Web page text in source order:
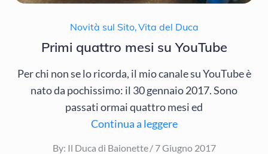
Novità sul Sito, Vita del Duca
Primi quattro mesi su YouTube
Per chi non se lo ricorda, il mio canale su YouTube è
nato da pochissimo: il 30 gennaio 2017. Sono
passati ormai quattro mesi ed
Continua a leggere
By: Il Duca di Baionette
Posted
7 Giugno 2017